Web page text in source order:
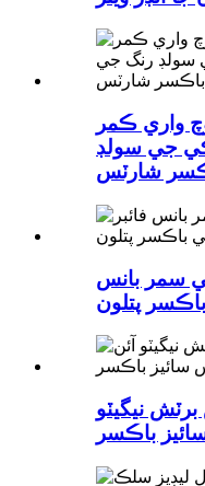
واري ڪمر
جي ڏهاڪي جي سولڊ
شارٽس
سمر بانس
پتلون
نيگيٽو
باڪسر